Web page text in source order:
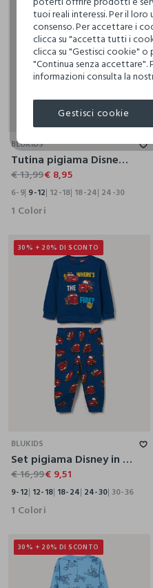
12-18 18-24 24-30
BLUKIDS
Tutina pigiama Disney in puro cotone
€ 13,99€ 8,95
6-9 9-12 12-18 18-24 24-30
1 Colori
30% + 20% DI SCONTO
BLUKIDS
Set pigiama Disney in interlock di puro cotone
€ 16,99€ 9,51
9-12 12-18 18-24 24-30 30-36
1 Colori
30% + 20% DI SCONTO
tuoi reali interessi. Per il
consenso. Per accettare i
clicca su "accetta tutti i
clicca su "Gestisci cookie" o
"Continua senza accettare".
informazioni consulta la
Gestisci cookie